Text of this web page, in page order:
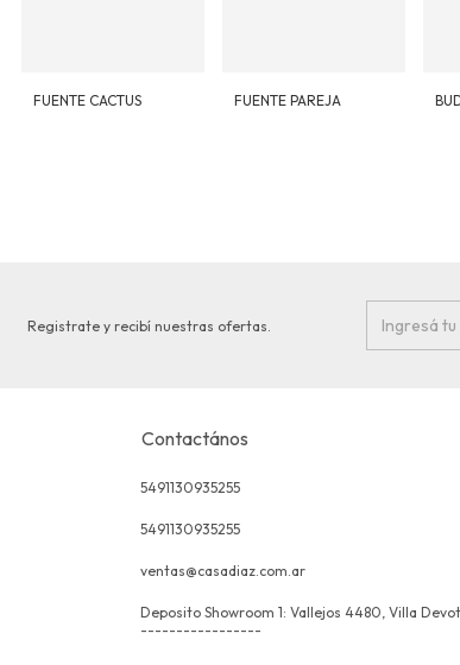
FUENTE CACTUS FUENTE PAREJA
Registrate y recibí nuestras ofertas.
Contactános
5491130935255
5491130935255
ventas@casadiaz.com.ar
Deposito Showroom 1: Vallejos 4480, Villa
-----------------